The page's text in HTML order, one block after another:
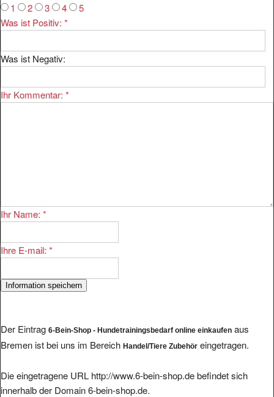
1
2 3 4
5
Was ist Positiv: *
Was ist Negativ:
Ihr Kommentar: *
Ihr Name: *
Ihre E-mail: *
Der Eintrag 6-Bein-Shop - Hundetrainingsbedarf online einkaufen aus
Bremen ist bei uns im Bereich Handel/Tiere Zubehör eingetragen.
Die eingetragene URL http://www.6-bein-shop.de befindet sich
innerhalb der Domain 6-bein-shop.de.